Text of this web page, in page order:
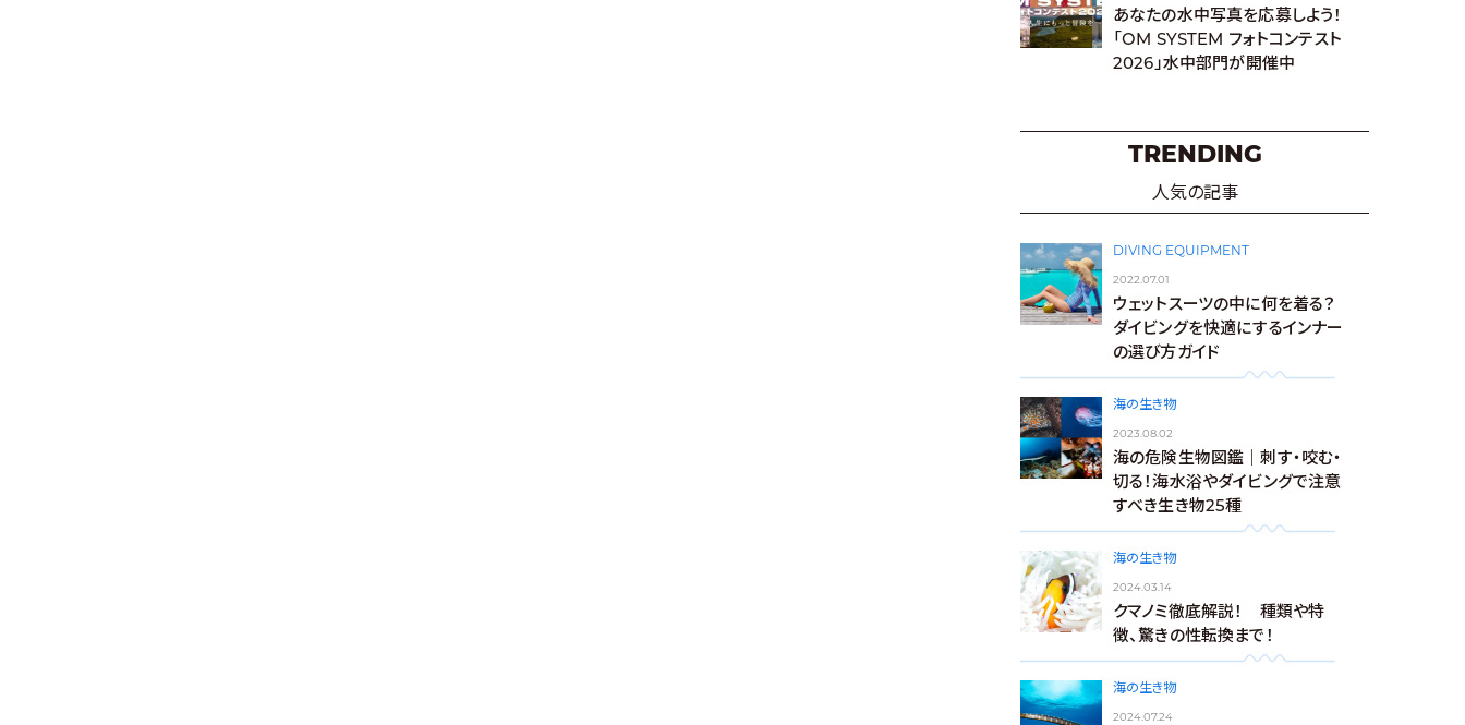
あなたの水中写真を応募しよう！
「OM SYSTEM フォトコンテスト
2026」水中部門が開催中
TRENDING
人気の記事
DIVING EQUIPMENT
2022.07.01
ウェットスーツの中に何を着る？
ダイビングを快適にするインナー
の選び方ガイド
海の生き物
2023.08.02
海の危険生物図鑑｜刺す・咬む・
切る！海水浴やダイビングで注意
すべき生き物25種
海の生き物
2024.03.14
クマノミ徹底解説！ 種類や特
徴、驚きの性転換まで！
海の生き物
2024.07.24